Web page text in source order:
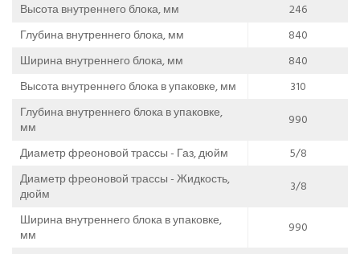
Высота внутреннего блока, мм
246
Глубина внутреннего блока, мм
840
Ширина внутреннего блока, мм
840
Высота внутреннего блока в упаковке, мм
310
Глубина внутреннего блока в упаковке,
мм
990
Диаметр фреоновой трассы - Газ, дюйм
5/8
Диаметр фреоновой трассы - Жидкость,
дюйм
3/8
Ширина внутреннего блока в упаковке,
мм
990